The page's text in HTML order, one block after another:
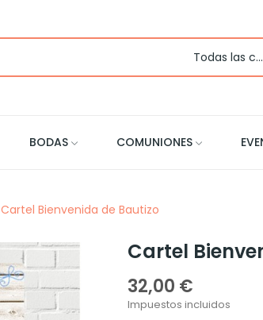
Todas las categorias
BODAS COMUNIONES
Cartel Bienvenida de Bautizo
Cartel
32,00 €
Impuestos incluidos